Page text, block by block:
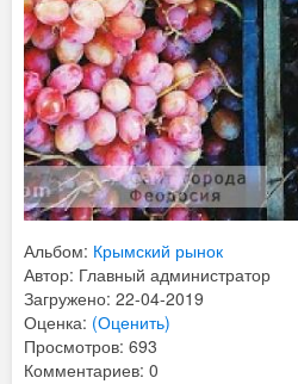
Альбом: Крымский рынок
Автор: Главный администратор
Загружено: 22-04-2019
Оценка: (Оценить)
Просмотров: 693
Комментариев: 0